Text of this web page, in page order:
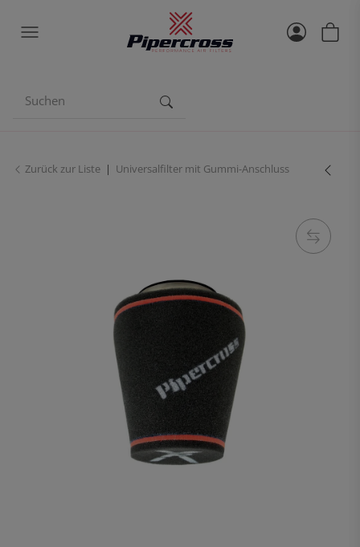
Zurück zur Liste Universalfilter mit Gummi-Anschluss